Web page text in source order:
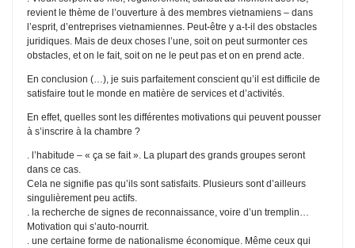
revient le thème de l’ouverture à des membres vietnamiens – dans
l’esprit, d’entreprises vietnamiennes. Peut-être y a-t-il des obstacles
juridiques. Mais de deux choses l’une, soit on peut surmonter ces
obstacles, et on le fait, soit on ne le peut pas et on en prend acte.
En conclusion (…), je suis parfaitement conscient qu’il est difficile de
satisfaire tout le monde en matière de services et d’activités.
En effet, quelles sont les différentes motivations qui peuvent pousser
à s’inscrire à la chambre ?
. l’habitude – « ça se fait ». La plupart des grands groupes seront
dans ce cas.
Cela ne signifie pas qu’ils sont satisfaits. Plusieurs sont d’ailleurs
singulièrement peu actifs.
. la recherche de signes de reconnaissance, voire d’un tremplin…
Motivation qui s’auto-nourrit.
. une certaine forme de nationalisme économique. Même ceux qui